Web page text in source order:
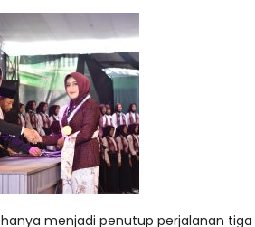
hanya menjadi penutup perjalanan tiga